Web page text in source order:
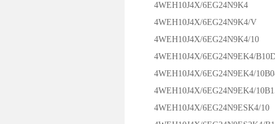
4WEH10J4X/6EG24N9K4
4WEH10J4X/6EG24N9K4/V
4WEH10J4X/6EG24N9K4/10
4WEH10J4X/6EG24N9EK4/
4WEH10J4X/6EG24N9EK4/
4WEH10J4X/6EG24N9EK4/
4WEH10J4X/6EG24N9ESK4/10